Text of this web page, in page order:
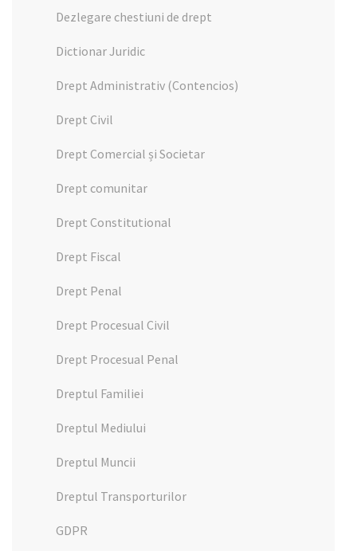
Dezlegare chestiuni de drept
Dictionar Juridic
Drept Administrativ (Contencios)
Drept Civil
Drept Comercial și Societar
Drept comunitar
Drept Constitutional
Drept Fiscal
Drept Penal
Drept Procesual Civil
Drept Procesual Penal
Dreptul Familiei
Dreptul Mediului
Dreptul Muncii
Dreptul Transporturilor
GDPR